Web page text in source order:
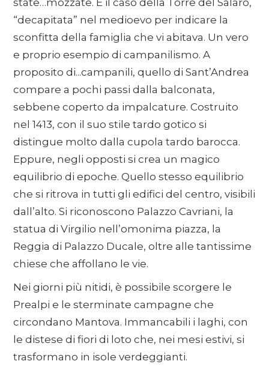
“decapitata” nel medioevo per indicare la
sconfitta della famiglia che vi abitava. Un vero
e proprio esempio di campanilismo. A
proposito di...campanili, quello di Sant’Andrea
compare a pochi passi dalla balconata,
sebbene coperto da impalcature. Costruito
nel 1413, con il suo stile tardo gotico si
distingue molto dalla cupola tardo barocca.
Eppure, negli opposti si crea un magico
equilibrio di epoche. Quello stesso equilibrio
che si ritrova in tutti gli edifici del centro, visibili
dall’alto. Si riconoscono Palazzo Cavriani, la
statua di Virgilio nell’omonima piazza, la
Reggia di Palazzo Ducale, oltre alle tantissime
chiese che affollano le vie.
Nei giorni più nitidi, è possibile scorgere le
Prealpi e le sterminate campagne che
circondano Mantova. Immancabili i laghi, con
le distese di fiori di loto che, nei mesi estivi, si
trasformano in isole verdeggianti.